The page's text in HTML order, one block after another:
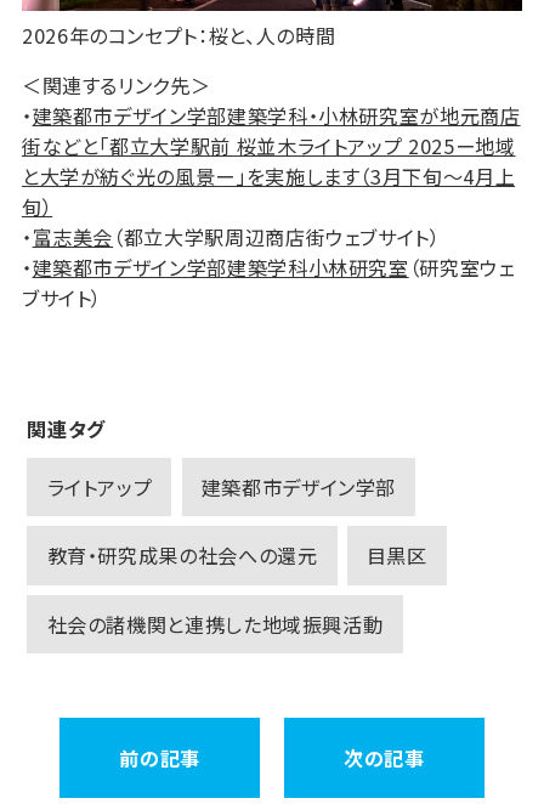
2026年のコンセプト：桜と、人の時間
＜関連するリンク先＞
・建築都市デザイン学部建築学科・小林研究室が地元商店
街などと「都立大学駅前 桜並木ライトアップ 2025ー地域
と大学が紡ぐ光の風景ー」を実施します（3月下旬～4月上
旬）
・富志美会 （都立大学駅周辺商店街ウェブサイト）
・建築都市デザイン学部建築学科小林研究室 （研究室ウェ
ブサイト）
関連タグ
ライトアップ 建築都市デザイン学部
教育・研究成果の社会への還元 目黒区
社会の諸機関と連携した地域振興活動
前の記事 次の記事